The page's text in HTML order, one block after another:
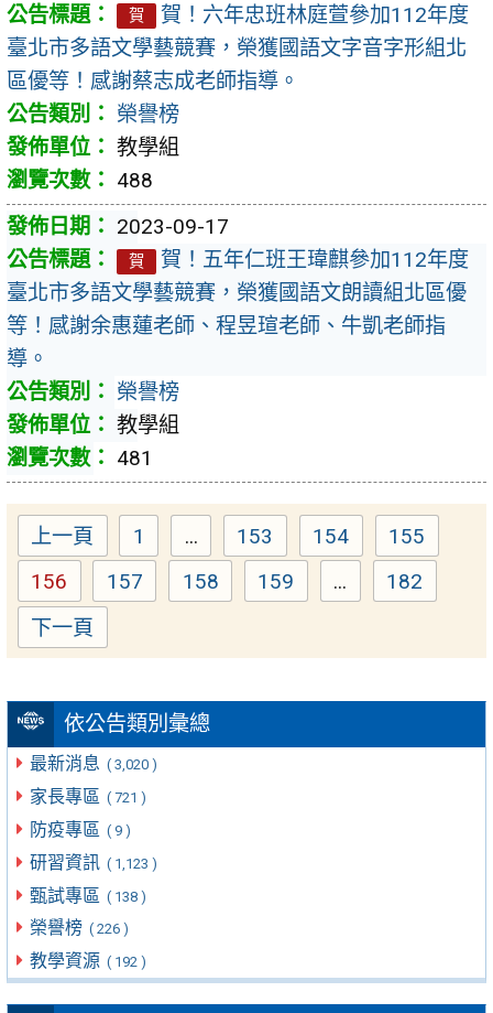
依公告類別彙總
最新消息 ( 3,020 )
家長專區 ( 721 )
防疫專區 ( 9 )
研習資訊 ( 1,123 )
甄試專區 ( 138 )
榮譽榜 ( 226 )
教學資源 ( 192 )
賀
賀！六年忠班林庭萱參加112年度
臺北市多語文學藝競賽，榮獲國語文字音字形組北
區優等！感謝蔡志成老師指導。
榮譽榜
教學組
488
2023-09-17
賀
賀！五年仁班王瑋麒參加112年度
臺北市多語文學藝競賽，榮獲國語文朗讀組北區優
等！感謝余惠蓮老師、程昱瑄老師、牛凱老師指
導。
榮譽榜
教學組
481
上一頁 Page
1 ... Page
153 Page
154 Page
155
Page
156 Page
157 Page
158 Page
159 ... Page
182
下一頁